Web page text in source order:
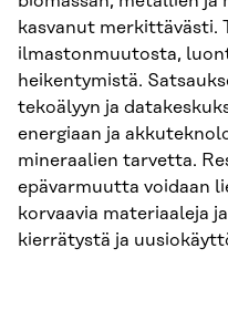
kasvanut merkittävästi.
ilmastonmuutosta,
heikentymistä.
tekoälyyn ja
energiaan ja
mineraalien tarvetta.
epävarmuutta voidaan
korvaavia materiaaleja
kierrätystä ja